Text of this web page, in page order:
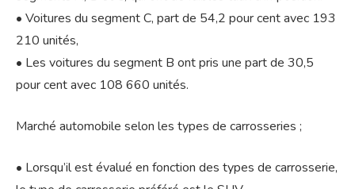
• Voitures du segment C, part de 54,2 pour cent avec 193
210 unités,
• Les voitures du segment B ont pris une part de 30,5
pour cent avec 108 660 unités.
Marché automobile selon les types de carrosseries ;
• Lorsqu’il est évalué en fonction des types de carrosserie,